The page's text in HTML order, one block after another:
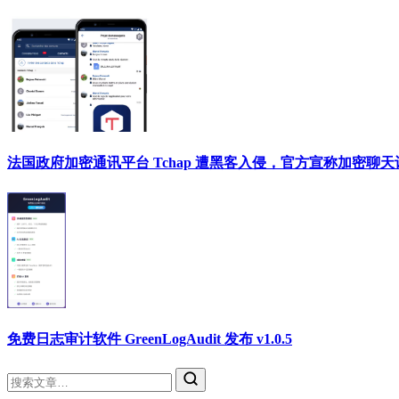
法国政府加密通讯平台 Tchap 遭黑客入侵，官方宣称加密聊天
免费日志审计软件 GreenLogAudit 发布 v1.0.5